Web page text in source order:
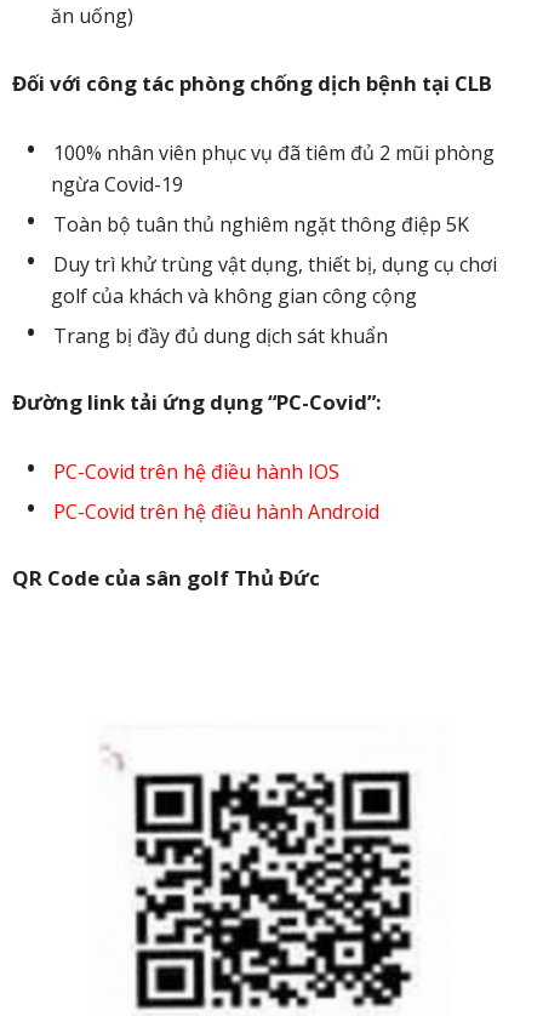
ăn uống)
Đối với công tác phòng chống dịch bệnh tại CLB
100% nhân viên phục vụ đã tiêm đủ 2 mũi phòng
ngừa Covid-19
Toàn bộ tuân thủ nghiêm ngặt thông điệp 5K
Duy trì khử trùng vật dụng, thiết bị, dụng cụ chơi
golf của khách và không gian công cộng
Trang bị đầy đủ dung dịch sát khuẩn
Đường link tải ứng dụng “PC-Covid”:
PC-Covid trên hệ điều hành IOS
PC-Covid trên hệ điều hành Android
QR Code của sân golf Thủ Đức